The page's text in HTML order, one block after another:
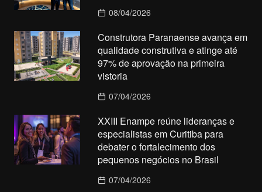
08/04/2026
Construtora Paranaense avança em
qualidade construtiva e atinge até
97% de aprovação na primeira
vistoria
07/04/2026
XXIII Enampe reúne lideranças e
especialistas em Curitiba para
debater o fortalecimento dos
pequenos negócios no Brasil
07/04/2026